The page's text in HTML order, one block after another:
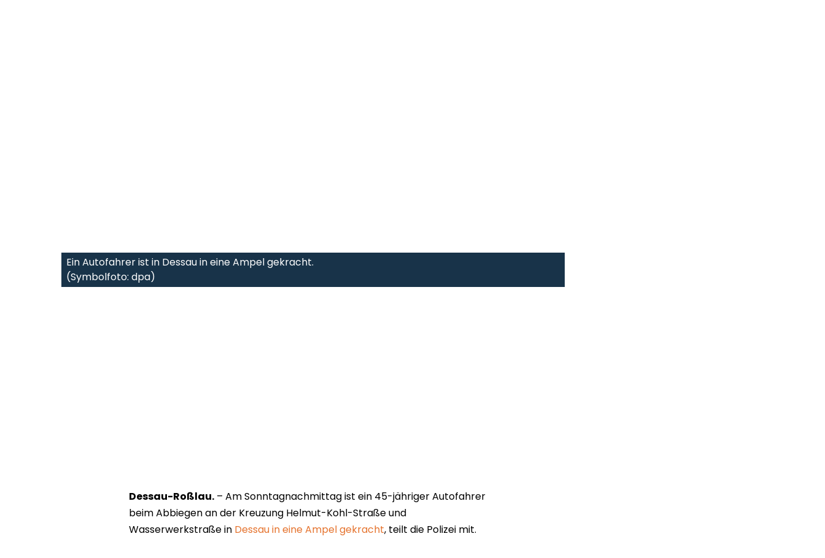
Ein Autofahrer ist in Dessau in eine Ampel gekracht.
(Symbolfoto: dpa)
Dessau-Roßlau. – Am Sonntagnachmittag ist ein 45-jähriger Autofahrer
beim Abbiegen an der Kreuzung Helmut-Kohl-Straße und
Wasserwerkstraße in Dessau in eine Ampel gekracht, teilt die Polizei mit.